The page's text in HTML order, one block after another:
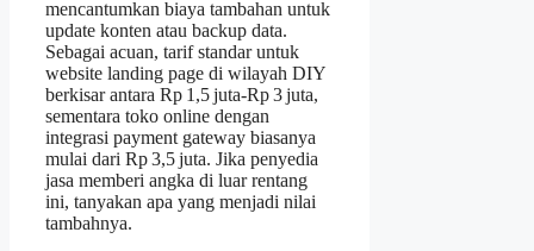
mencantumkan biaya tambahan untuk
update konten atau backup data.
Sebagai acuan, tarif standar untuk
website landing page di wilayah DIY
berkisar antara Rp 1,5 juta‑Rp 3 juta,
sementara toko online dengan
integrasi payment gateway biasanya
mulai dari Rp 3,5 juta. Jika penyedia
jasa memberi angka di luar rentang
ini, tanyakan apa yang menjadi nilai
tambahnya.